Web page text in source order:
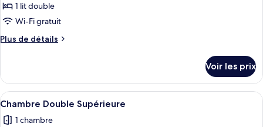
lits
jumeaux
pour
ce
type
de
Chambre
Double
Standard
1 lit double
Wi-Fi gratuit
Plus de détails
Plus
le
type
de
Chambre
Voir les prix
Afficher
toutes
Chambre Double Supérieure |
1
Chambre Double Supérieure
1 chambre